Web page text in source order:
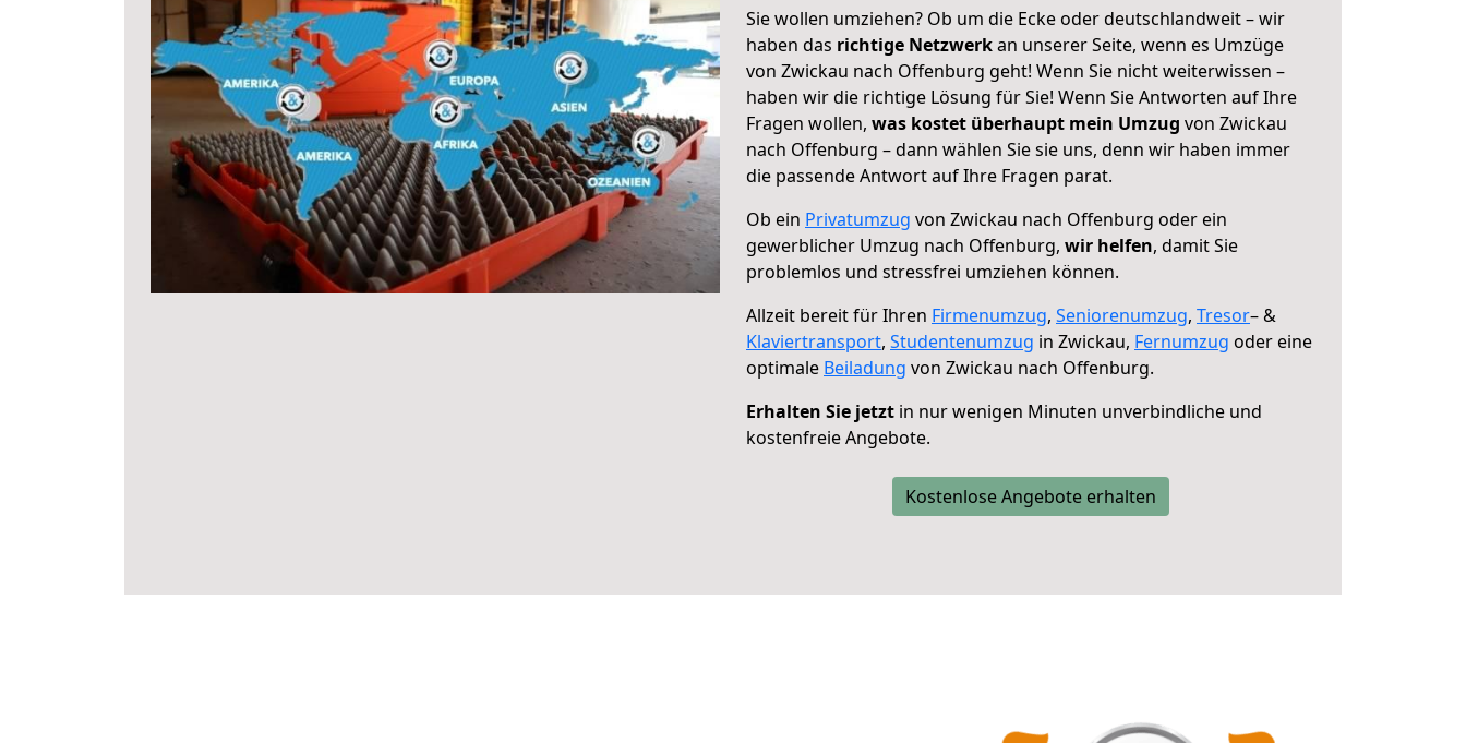
Sie wollen umziehen? Ob um die Ecke oder deutschlandweit – wir
haben das richtige Netzwerkan unserer Seite, wenn es Umzüge
von Zwickau nach Offenburg geht! Wenn Sie nicht weiterwissen –
haben wir die richtige Lösung für Sie! Wenn Sie Antworten auf Ihre
Fragen wollen, was kostet überhaupt mein Umzug von Zwickau
nach Offenburg – dann wählen Sie sie uns, denn wir haben immer
die passende Antwort auf Ihre Fragen parat.
Ob ein Privatumzug von Zwickau nach Offenburg oder ein
gewerblicher Umzug nach Offenburg, wir helfen, damit Sie
problemlos und stressfrei umziehen können.
Allzeit bereit für Ihren Firmenumzug, Seniorenumzug, Tresor– &
Klaviertransport, Studentenumzug in Zwickau, Fernumzug oder eine
optimale Beiladung von Zwickau nach Offenburg.
Erhalten Sie jetzt in nur wenigen Minuten unverbindliche und
kostenfreie Angebote.
Kostenlose Angebote erhalten